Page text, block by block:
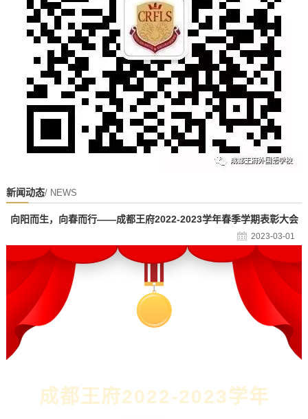
新闻动态/ NEWS
向阳而生，向春而行——成都王府2022-2023学年春季学期表彰大会
2023-03-01
成都王府2022-2023学年